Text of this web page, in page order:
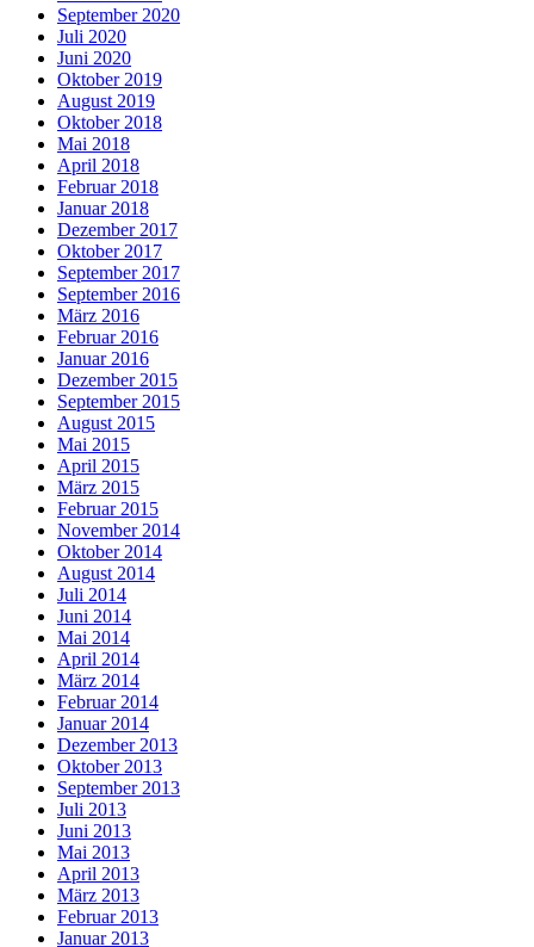
September 2020
Juli 2020
Juni 2020
Oktober 2019
August 2019
Oktober 2018
Mai 2018
April 2018
Februar 2018
Januar 2018
Dezember 2017
Oktober 2017
September 2017
September 2016
März 2016
Februar 2016
Januar 2016
Dezember 2015
September 2015
August 2015
Mai 2015
April 2015
März 2015
Februar 2015
November 2014
Oktober 2014
August 2014
Juli 2014
Juni 2014
Mai 2014
April 2014
März 2014
Februar 2014
Januar 2014
Dezember 2013
Oktober 2013
September 2013
Juli 2013
Juni 2013
Mai 2013
April 2013
März 2013
Februar 2013
Januar 2013